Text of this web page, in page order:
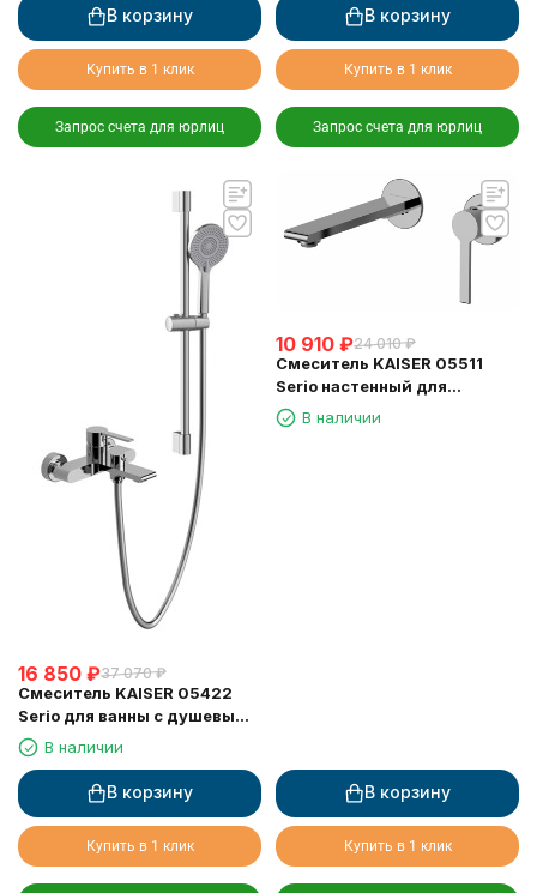
В корзину
Купить в 1 клик
Запрос счета для юрлиц
В корзину
Купить в 1 клик
Запрос счета для юрлиц
16 850 ₽37 070 ₽
Смеситель KAISER 05422
Serio для ванны с душевым
гарнитуром Комплект
В наличии
В корзину
Купить в 1 клик
10 910 ₽24 010 ₽
Смеситель KAISER 05511
Serio настенный для
раковины, хром, картридж
6201
В наличии
В корзину
Купить в 1 клик